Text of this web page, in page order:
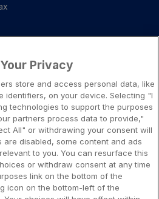
jeux d’argent
Privacy
store and access personal data, like
identifiers, on your device. Selecting "I
technologies to support the purposes
partners process data to provide,"
All" or withdrawing your consent will
are disabled, some content and ads
to you. You can resurface this
or withdraw consent at any time
link on the bottom of the
icon on the bottom-left of the